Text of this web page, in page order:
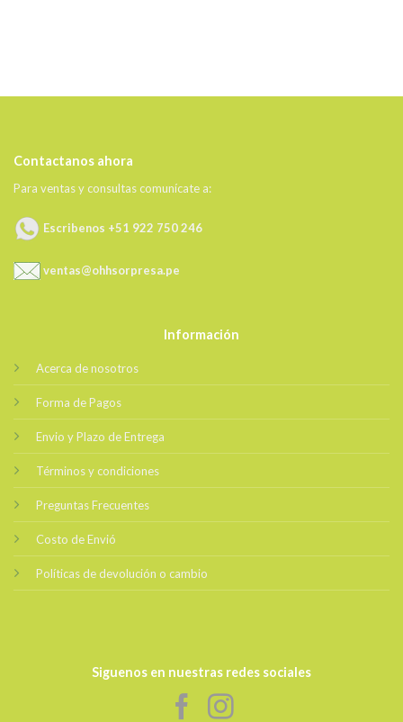
Contactanos ahora
Para ventas y consultas comunícate a:
Escribenos +51 922 750 246
ventas@ohhsorpresa.pe
Información
Acerca de nosotros
Forma de Pagos
Envio y Plazo de Entrega
Términos y condiciones
Preguntas Frecuentes
Costo de Envió
Políticas de devolución o cambio
Siguenos en nuestras redes sociales